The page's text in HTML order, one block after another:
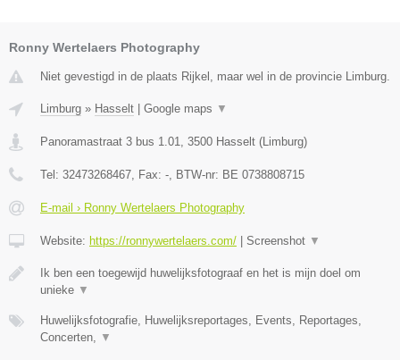
Ronny Wertelaers Photography
Niet gevestigd in de plaats Rijkel, maar wel in de provincie Limburg.
Limburg » Hasselt Google maps ▼
Panoramastraat 3 bus 1.01, 3500 Hasselt (Limburg)
Tel: 32473268467, Fax: -, BTW-nr: BE 0738808715
E-mail › Ronny Wertelaers Photography
Website: https://ronnywertelaers.com/ Screenshot ▼
Ik ben een toegewijd huwelijksfotograaf en het is mijn doel om
unieke ▼
Huwelijksfotografie, Huwelijksreportages, Events, Reportages,
Concerten, ▼